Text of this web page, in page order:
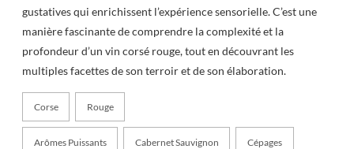
gustatives qui enrichissent l’expérience sensorielle. C’est une
manière fascinante de comprendre la complexité et la
profondeur d’un vin corsé rouge, tout en découvrant les
multiples facettes de son terroir et de son élaboration.
Corse Rouge
Arômes Puissants Cabernet Sauvignon Cépages